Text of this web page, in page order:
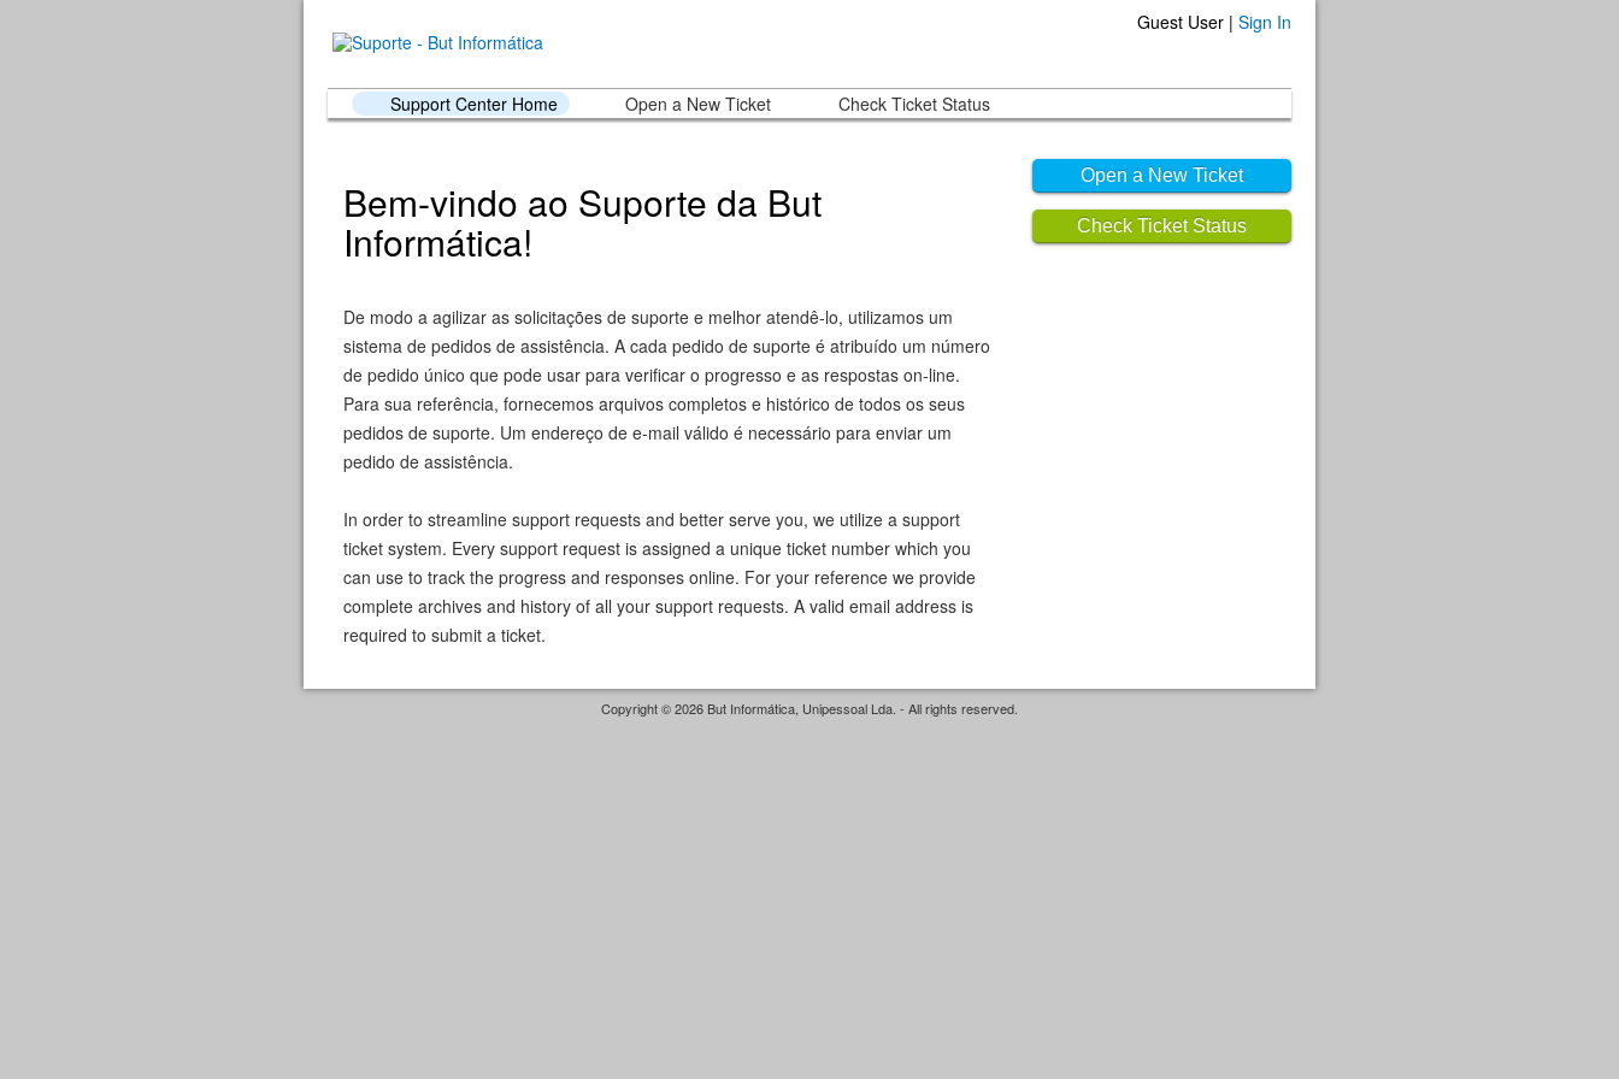
Guest User | Sign In
Support Center Home Open a New Ticket Check Ticket Status
Open a New Ticket
Check Ticket Status
Bem-vindo ao Suporte da But
Informática!
De modo a agilizar as solicitações de suporte e melhor atendê-lo, utilizamos um
sistema de pedidos de assistência. A cada pedido de suporte é atribuído um número
de pedido único que pode usar para verificar o progresso e as respostas on-line.
Para sua referência, fornecemos arquivos completos e histórico de todos os seus
pedidos de suporte. Um endereço de e-mail válido é necessário para enviar um
pedido de assistência.
In order to streamline support requests and better serve you, we utilize a support
ticket system. Every support request is assigned a unique ticket number which you
can use to track the progress and responses online. For your reference we provide
complete archives and history of all your support requests. A valid email address is
required to submit a ticket.
Copyright © 2026 But Informática, Unipessoal Lda. - All rights reserved.